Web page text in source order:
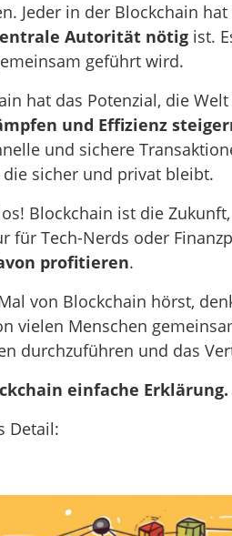
Jeder in der Blockchain
Autorität nötig ist.
geführt wird.
hat das Potenzial, die
und Effizienz
und sichere
sicher und privat bleibt.
Blockchain ist die
für Tech-Nerds oder
profitieren.
von Blockchain hörst,
vielen Menschen
durchzuführen und das
einfache Erklärung.
Detail: